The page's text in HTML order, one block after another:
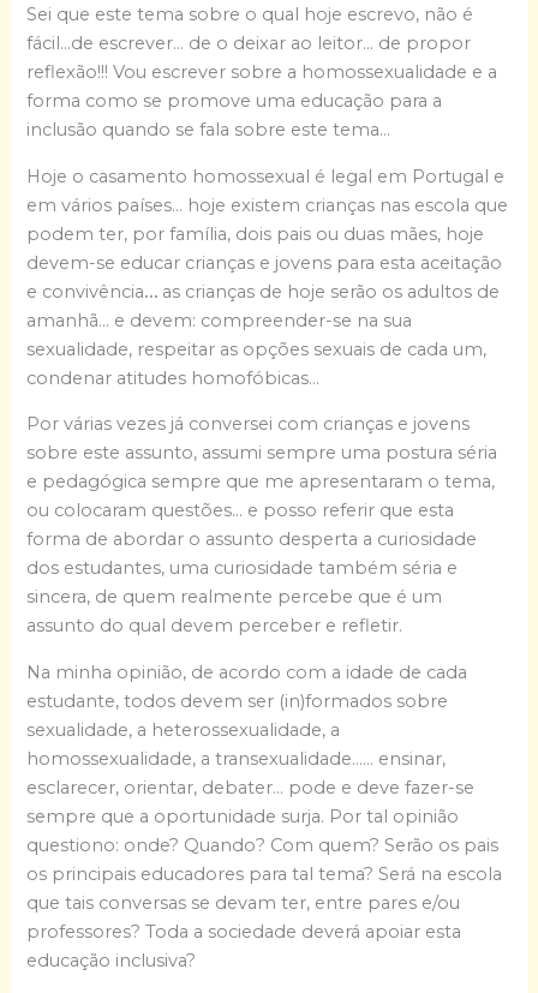
Sei que este tema sobre o qual hoje escrevo, não é
fácil…de escrever… de o deixar ao leitor… de propor
reflexão!!! Vou escrever sobre a homossexualidade e a
forma como se promove uma educação para a
inclusão quando se fala sobre este tema…
Hoje o casamento homossexual é legal em Portugal e
em vários países… hoje existem crianças nas escola que
podem ter, por família, dois pais ou duas mães, hoje
devem-se educar crianças e jovens para esta aceitação
e convivência… as crianças de hoje serão os adultos de
amanhã… e devem: compreender-se na sua
sexualidade, respeitar as opções sexuais de cada um,
condenar atitudes homofóbicas…
Por várias vezes já conversei com crianças e jovens
sobre este assunto, assumi sempre uma postura séria
e pedagógica sempre que me apresentaram o tema,
ou colocaram questões… e posso referir que esta
forma de abordar o assunto desperta a curiosidade
dos estudantes, uma curiosidade também séria e
sincera, de quem realmente percebe que é um
assunto do qual devem perceber e refletir.
Na minha opinião, de acordo com a idade de cada
estudante, todos devem ser (in)formados sobre
sexualidade, a heterossexualidade, a
homossexualidade, a transexualidade…… ensinar,
esclarecer, orientar, debater… pode e deve fazer-se
sempre que a oportunidade surja. Por tal opinião
questiono: onde? Quando? Com quem? Serão os pais
os principais educadores para tal tema? Será na escola
que tais conversas se devam ter, entre pares e/ou
professores? Toda a sociedade deverá apoiar esta
educação inclusiva?